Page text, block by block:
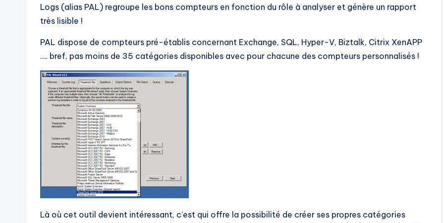
Logs (alias PAL) regroupe les bons compteurs en fonction du rôle à analyser et génère un rapport
très lisible !
PAL dispose de compteurs pré-établis concernant Exchange, SQL, Hyper-V, Biztalk, Citrix XenAPP
…. bref, pas moins de 35 catégories disponibles avec pour chacune des compteurs personnalisés !
Là où cet outil devient intéressant, c’est qui offre la possibilité de créer ses propres catégories